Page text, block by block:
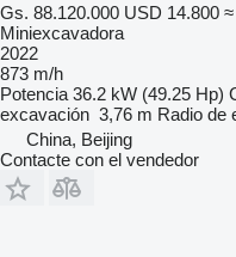
Gs. 88.120.000 USD 14.800
Miniexcavadora
2022
873 m/h
Potencia 36.2 kW (49.25 Hp)
excavación 3,76 m Radio de
China, Beijing
Contacte con el vendedor